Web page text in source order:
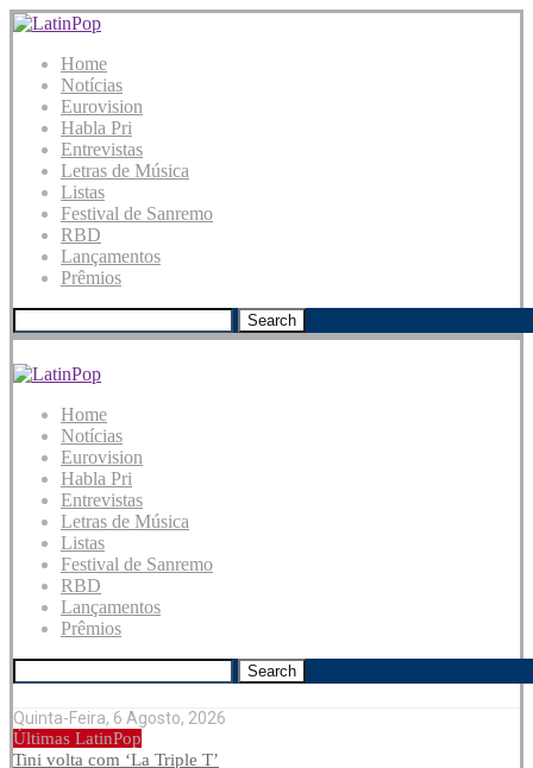
Home
Notícias
Eurovision
Habla Pri
Entrevistas
Letras de Música
Listas
Festival de Sanremo
RBD
Lançamentos
Prêmios
Search
Home
Notícias
Eurovision
Habla Pri
Entrevistas
Letras de Música
Listas
Festival de Sanremo
RBD
Lançamentos
Prêmios
Search
Quinta-Feira, 6 Agosto, 2026
Últimas LatinPop
Tini volta com ‘La Triple T’